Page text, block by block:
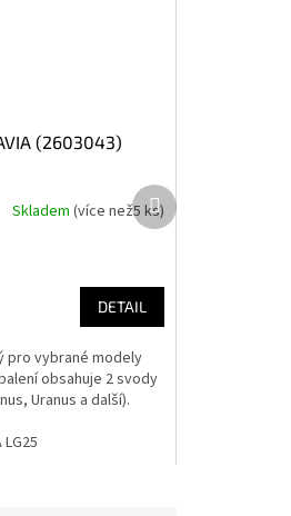
Skladem (více než5 ks)
DETAIL
pro vybrané modely
obsahuje 2 svody
Uranus a další).
Další
produkt